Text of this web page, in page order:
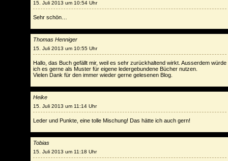
15. Juli 2013 um 10:54 Uhr
Sehr schön…
Thomas Henniger
15. Juli 2013 um 10:55 Uhr
Hallo, das Buch gefällt mir, weil es sehr zurückhaltend wirkt. Ausserdem würde
ich es gerne als Muster für eigene ledergebundene Bücher nutzen.
Vielen Dank für den immer wieder gerne gelesenen Blog.
Heike
15. Juli 2013 um 11:14 Uhr
Leder und Punkte, eine tolle Mischung! Das hätte ich auch gern!
Tobias
15. Juli 2013 um 11:18 Uhr